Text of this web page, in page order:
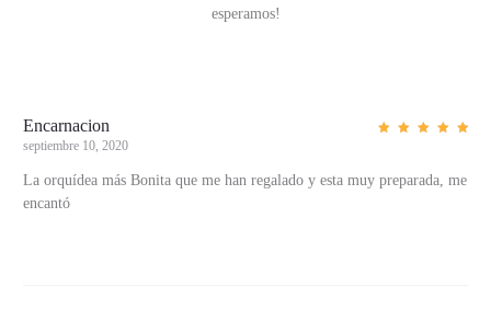
esperamos!
3
v
Encarnacion
septiembre 10, 2020
La orquídea más Bonita que me han regalado y esta muy preparada, me
encantó